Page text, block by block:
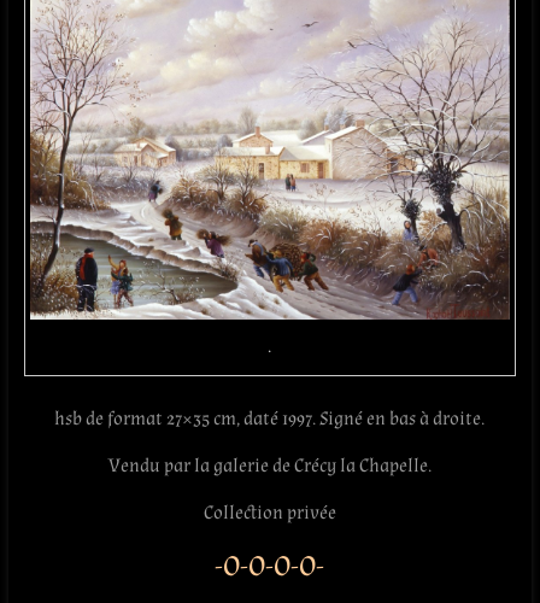
.
hsb de format 27×35 cm, daté 1997. Signé en bas à droite.
Vendu par la galerie de Crécy la Chapelle.
Collection privée
-O-O-O-O-